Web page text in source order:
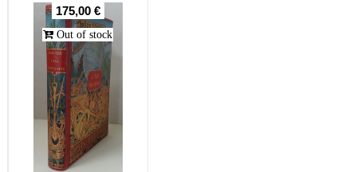
175,00 €
Out of stock